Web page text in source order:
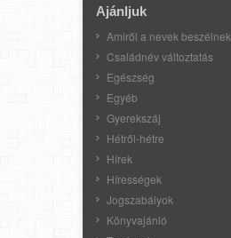
Ajánljuk
Amiről a nevek beszélnek
Családnév változtatás
Egészség
Egyéb
Gyerekszáj
Hétről-hétre
Hírek
Hírességek
Jogszabályok
Könyvajánló